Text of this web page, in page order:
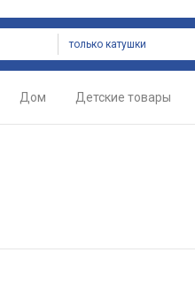
только катушки
Дом Детские товары